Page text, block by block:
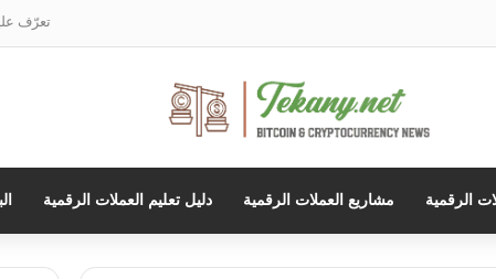
تعرّف
الرقمية مشاريع العملات الرقمية دليل تعليم العملات الرقمية